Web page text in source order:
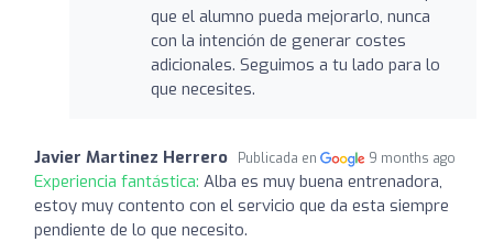
que el alumno pueda mejorarlo, nunca
con la intención de generar costes
adicionales. Seguimos a tu lado para lo
que necesites.
Javier Martinez Herrero Publicada en 9 months ago
Experiencia fantástica: Alba es muy buena entrenadora,
estoy muy contento con el servicio que da esta siempre
pendiente de lo que necesito.